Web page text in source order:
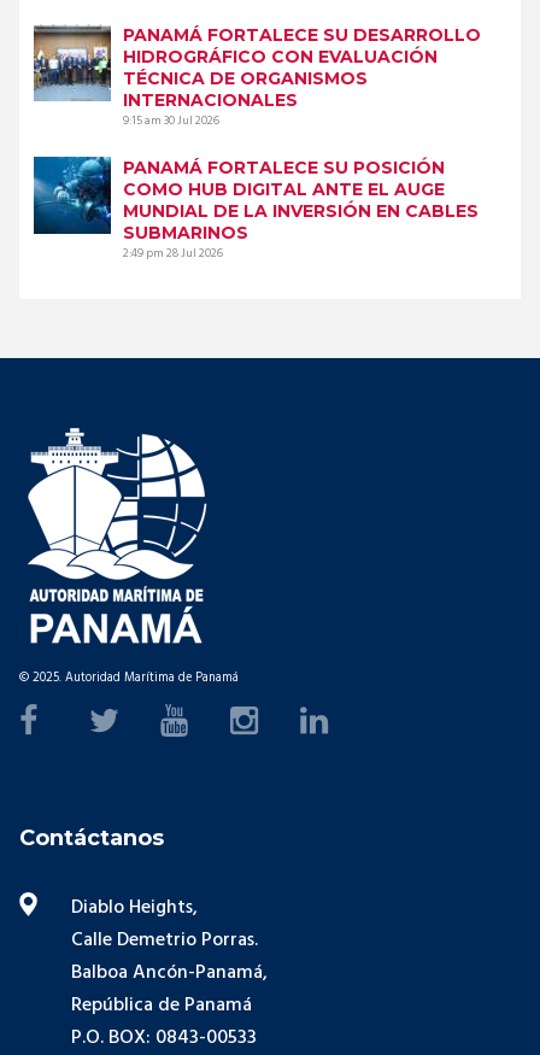
PANAMÁ FORTALECE SU DESARROLLO
HIDROGRÁFICO CON EVALUACIÓN
TÉCNICA DE ORGANISMOS
INTERNACIONALES
9:15 am30 Jul 2026
PANAMÁ FORTALECE SU POSICIÓN
COMO HUB DIGITAL ANTE EL AUGE
MUNDIAL DE LA INVERSIÓN EN CABLES
SUBMARINOS
2:49 pm28 Jul 2026
© 2025. Autoridad Marítima de Panamá
Contáctanos
Diablo Heights,
Calle Demetrio Porras.
Balboa Ancón-Panamá,
República de Panamá
P.O. BOX: 0843-00533